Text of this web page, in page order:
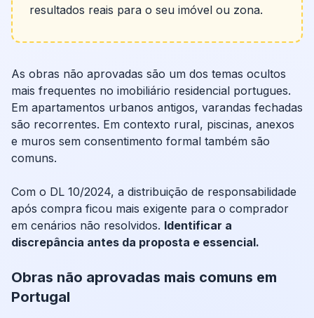
resultados reais para o seu imóvel ou zona.
As obras não aprovadas são um dos temas ocultos
mais frequentes no imobiliário residencial portugues.
Em apartamentos urbanos antigos, varandas fechadas
são recorrentes. Em contexto rural, piscinas, anexos
e muros sem consentimento formal também são
comuns.
Com o DL 10/2024, a distribuição de responsabilidade
após compra ficou mais exigente para o comprador
em cenários não resolvidos. Identificar a
discrepância antes da proposta e essencial.
Obras não aprovadas mais comuns em
Portugal